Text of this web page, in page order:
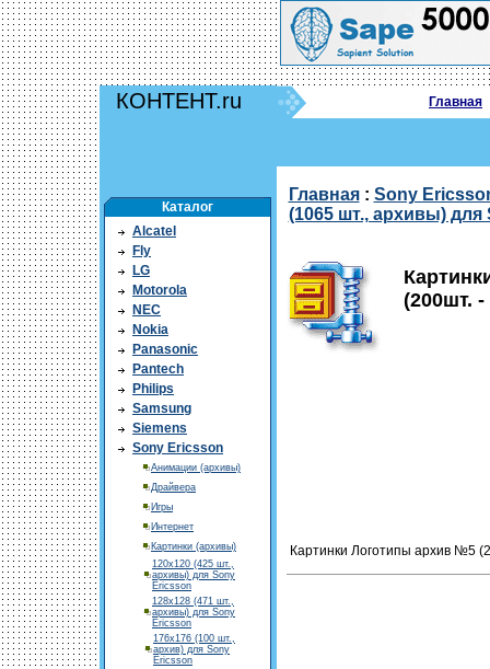
КОНТЕНТ.ru Главная
Каталог
Alcatel
Fly
LG
Motorola
NEC
Nokia
Panasonic
Pantech
Philips
Samsung
Siemens
Sony Ericsson
Анимации (архивы)
Драйвера
Игры
Интернет
Картинки (архивы)
120х120 (425 шт.,
архивы) для Sony
Ericsson
128х128 (471 шт.,
архивы) для Sony
Ericsson
176х176 (100 шт.,
архив) для Sony
Ericsson
Главная: Sony
(1065 шт., архивы) для
(200шт.
Картинки Логотипы архив №5